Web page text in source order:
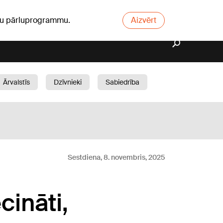
pārluprogrammu. Aizvērt
Ārvalstīs Dzīvnieki
Sabiedrība
Sestdiena, 8. novembris, 2025